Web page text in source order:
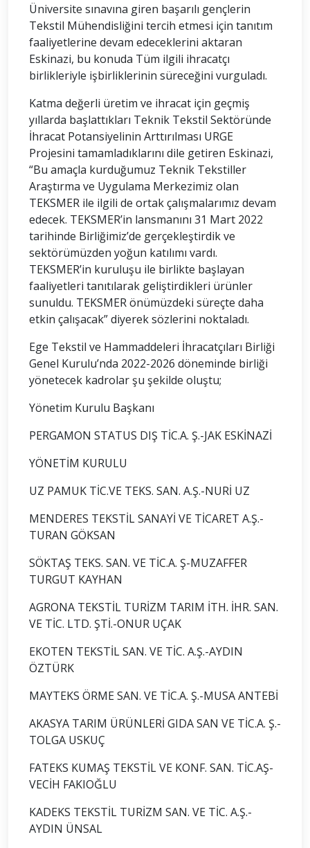
Üniversite sınavına giren başarılı gençlerin
Tekstil Mühendisliğini tercih etmesi için tanıtım
faaliyetlerine devam edeceklerini aktaran
Eskinazi, bu konuda Tüm ilgili ihracatçı
birlikleriyle işbirliklerinin süreceğini vurguladı.
Katma değerli üretim ve ihracat için geçmiş
yıllarda başlattıkları Teknik Tekstil Sektöründe
İhracat Potansiyelinin Arttırılması URGE
Projesini tamamladıklarını dile getiren Eskinazi,
“Bu amaçla kurduğumuz Teknik Tekstiller
Araştırma ve Uygulama Merkezimiz olan
TEKSMER ile ilgili de ortak çalışmalarımız devam
edecek. TEKSMER’in lansmanını 31 Mart 2022
tarihinde Birliğimiz’de gerçekleştirdik ve
sektörümüzden yoğun katılımı vardı.
TEKSMER’in kuruluşu ile birlikte başlayan
faaliyetleri tanıtılarak geliştirdikleri ürünler
sunuldu. TEKSMER önümüzdeki süreçte daha
etkin çalışacak” diyerek sözlerini noktaladı.
Ege Tekstil ve Hammaddeleri İhracatçıları Birliği
Genel Kurulu’nda 2022-2026 döneminde birliği
yönetecek kadrolar şu şekilde oluştu;
Yönetim Kurulu Başkanı
PERGAMON STATUS DIŞ TİC.A. Ş.-JAK ESKİNAZİ
YÖNETİM KURULU
UZ PAMUK TİC.VE TEKS. SAN. A.Ş.-NURİ UZ
MENDERES TEKSTİL SANAYİ VE TİCARET A.Ş.-
TURAN GÖKSAN
SÖKTAŞ TEKS. SAN. VE TİC.A. Ş-MUZAFFER
TURGUT KAYHAN
AGRONA TEKSTİL TURİZM TARIM İTH. İHR. SAN.
VE TİC. LTD. ŞTİ.-ONUR UÇAK
EKOTEN TEKSTİL SAN. VE TİC. A.Ş.-AYDIN
ÖZTÜRK
MAYTEKS ÖRME SAN. VE TİC.A. Ş.-MUSA ANTEBİ
AKASYA TARIM ÜRÜNLERİ GIDA SAN VE TİC.A. Ş.-
TOLGA USKUÇ
FATEKS KUMAŞ TEKSTİL VE KONF. SAN. TİC.AŞ-
VECİH FAKIOĞLU
KADEKS TEKSTİL TURİZM SAN. VE TİC. A.Ş.-
AYDIN ÜNSAL